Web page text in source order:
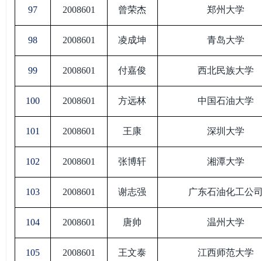
97 2008601 曾荣杰 郑州大学
98 2008601 凌成坤 青岛大学
99 2008601 付嘉俊 西北民族大学
100 2008601 方远林 中国石油大学
101 2008601 王康 深圳大学
102 2008601 张博轩 湘潭大学
103 2008601 谢志强 广东石油化工公
104 2008601 唐帅 温州大学
105 2008601 王文泰 江西师范大学